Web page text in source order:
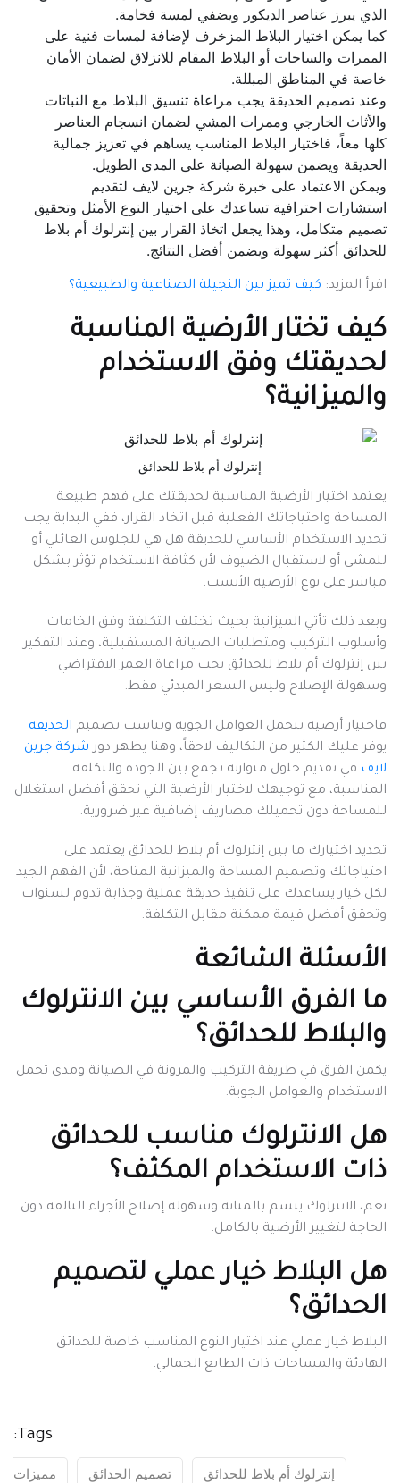
الذي يبرز عناصر الديكور ويضفي لمسة فخامة.
كما يمكن اختيار البلاط المزخرف لإضافة لمسات فنية على
الممرات والساحات أو البلاط المقام للانزلاق لضمان الأمان
خاصة في المناطق المبللة.
وعند تصميم الحديقة يجب مراعاة تنسيق البلاط مع النباتات
والأثاث الخارجي وممرات المشي لضمان انسجام العناصر
كلها معاً، فاختيار البلاط المناسب يساهم في تعزيز جمالية
الحديقة ويضمن سهولة الصيانة على المدى الطويل.
ويمكن الاعتماد على خبرة شركة جرين لايف لتقديم
استشارات احترافية تساعدك على اختيار النوع الأمثل وتحقيق
تصميم متكامل، وهذا يجعل اتخاذ القرار بين إنترلوك أم بلاط
للحدائق أكثر سهولة ويضمن أفضل النتائج.
اقرأ المزيد: كيف تميز بين النجيلة الصناعية والطبيعية؟
كيف تختار الأرضية المناسبة
لحديقتك وفق الاستخدام
والميزانية؟
إنترلوك أم بلاط للحدائق
يعتمد اختيار الأرضية المناسبة لحديقتك على فهم طبيعة
المساحة واحتياجاتك الفعلية قبل اتخاذ القرار، ففي البداية يجب
تحديد الاستخدام الأساسي للحديقة هل هي للجلوس العائلي أو
للمشي أو لاستقبال الضيوف لأن كثافة الاستخدام تؤثر بشكل
مباشر على نوع الأرضية الأنسب.
وبعد ذلك تأتي الميزانية بحيث تختلف التكلفة وفق الخامات
وأسلوب التركيب ومتطلبات الصيانة المستقبلية، وعند التفكير
بين إنترلوك أم بلاط للحدائق يجب مراعاة العمر الافتراضي
وسهولة الإصلاح وليس السعر المبدئي فقط.
فاختيار أرضية تتحمل العوامل الجوية وتناسب تصميم الحديقة
يوفر عليك الكثير من التكاليف لاحقاً، وهنا يظهر دورشركة جرين
لايف في تقديم حلول متوازنة تجمع بين الجودة والتكلفة
المناسبة، مع توجيهك لاختيار الأرضية التي تحقق أفضل استغلال
للمساحة دون تحميلك مصاريف إضافية غير ضرورية.
تحديد اختيارك ما بين إنترلوك أم بلاط للحدائق يعتمد على
احتياجاتك وتصميم المساحة والميزانية المتاحة، لأن الفهم الجيد
لكل خيار يساعدك على تنفيذ حديقة عملية وجذابة تدوم لسنوات
وتحقق أفضل قيمة ممكنة مقابل التكلفة.
الأسئلة الشائعة
ما الفرق الأساسي بين الانترلوك
والبلاط للحدائق؟
يكمن الفرق في طريقة التركيب والمرونة في الصيانة ومدى تحمل
الاستخدام والعوامل الجوية.
هل الانترلوك مناسب للحدائق
ذات الاستخدام المكثف؟
نعم، الانترلوك يتسم بالمتانة وسهولة إصلاح الأجزاء التالفة دون
الحاجة لتغيير الأرضية بالكامل.
هل البلاط خيار عملي لتصميم
الحدائق؟
البلاط خيار عملي عند اختيار النوع المناسب خاصة للحدائق
الهادئة والمساحات ذات الطابع الجمالي.
Tags:
إنترلوك أم بلاط للحدائق تصميم الحدائق
مميزات